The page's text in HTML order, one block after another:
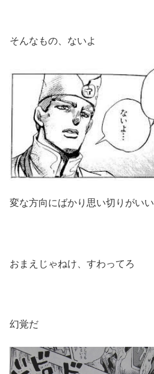
そんなもの、ないよ
変な方向にばかり思い切りがいい
おまえじゃねけ、すわってろ
幻覚だ